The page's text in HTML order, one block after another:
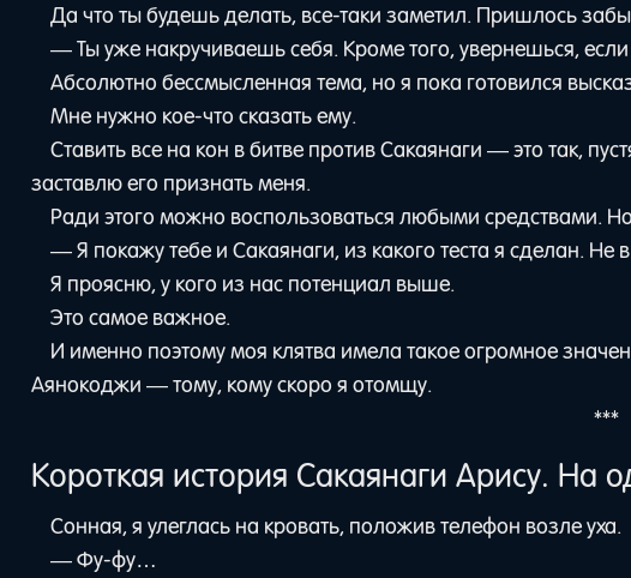
Да что ты будешь делать, все-таки заметил. Пришлось
— Ты уже накручиваешь себя. Кроме того, увернешься,
Абсолютно бессмысленная тема, но я пока готовился
Мне нужно кое-что сказать ему.
Ставить все на кон в битве против Сакаянаги — это так,
заставлю его признать меня.
Ради этого можно воспользоваться любыми средствами. Но
— Я покажу тебе и Сакаянаги, из какого теста я сделан.
Я проясню, у кого из нас потенциал выше.
Это самое важное.
И именно поэтому моя клятва имела такое огромное
Аянокоджи — тому, кому скоро я отомщу.
***
Короткая история Сакаянаги Арису. На
Сонная, я улеглась на кровать, положив телефон возле уха.
— Фу-фу…